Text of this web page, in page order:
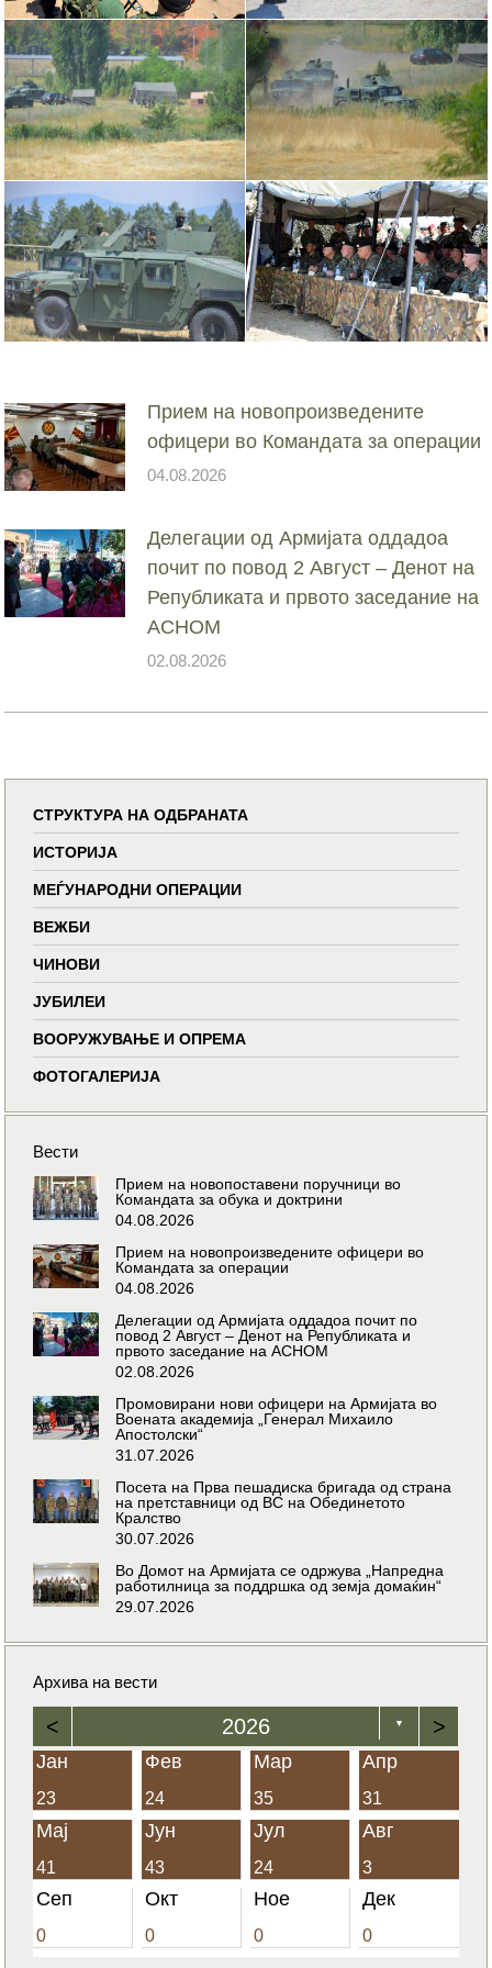
Прием на новопроизведените
офицери во Командата за операции
04.08.2026
Делегации од Армијата оддадоа
почит по повод 2 Август – Денот на
Републиката и првото заседание на
АСНОМ
02.08.2026
СТРУКТУРА НА ОДБРАНАТА
ИСТОРИЈА
МЕЃУНАРОДНИ ОПЕРАЦИИ
ВЕЖБИ
ЧИНОВИ
ЈУБИЛЕИ
ВООРУЖУВАЊЕ И ОПРЕМА
ФОТОГАЛЕРИЈА
Вести
Прием на новопоставени поручници во
Командата за обука и доктрини
04.08.2026
Прием на новопроизведените офицери во
Командата за операции
04.08.2026
Делегации од Армијата оддадоа почит по
повод 2 Август – Денот на Републиката и
првото заседание на АСНОМ
02.08.2026
Промовирани нови офицери на Армијата во
Воената академија „Генерал Михаило
Апостолски“
31.07.2026
Посета на Прва пешадиска бригада од страна
на претставници од ВС на Обединетото
Кралство
30.07.2026
Во Домот на Армијата се одржува „Напредна
работилница за поддршка од земја домаќин“
29.07.2026
Архива на вести
< 2026 ▼ >
Јан
23
Фев
24
Мар
35
Апр
31
Мај
41
Јун
43
Јул
24
Авг
3
Сеп
0
Окт
0
Ное
0
Дек
0